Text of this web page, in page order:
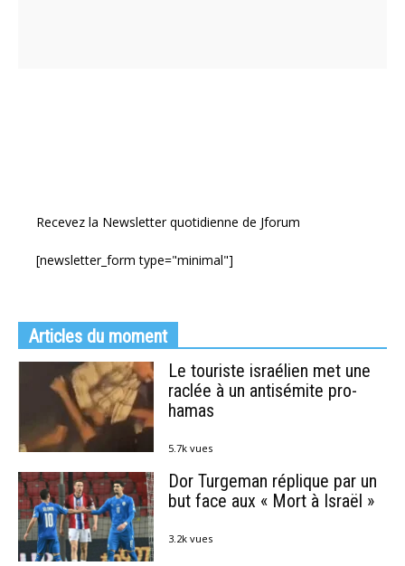
Recevez la Newsletter quotidienne de Jforum
[newsletter_form type="minimal"]
Articles du moment
Le touriste israélien met une
raclée à un antisémite pro-
hamas
5.7k vues
Dor Turgeman réplique par un
but face aux « Mort à Israël »
3.2k vues